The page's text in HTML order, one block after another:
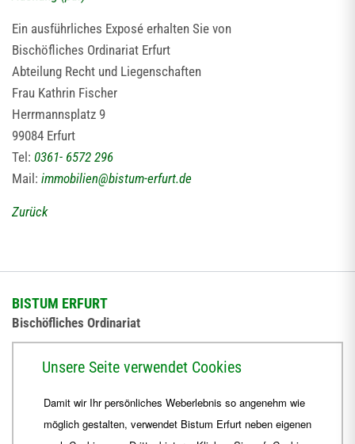
Ein ausführliches Exposé erhalten Sie von
Bischöfliches Ordinariat Erfurt
Abteilung Recht und Liegenschaften
Frau Kathrin Fischer
Herrmannsplatz 9
99084 Erfurt
Tel: 0361- 6572 296
Mail: immobilien@bistum-erfurt.de
Zurück
BISTUM ERFURT
Bischöfliches Ordinariat
+49 361 6572-444
E-Mail ordinariat@Bistum-Erfurt.de
Unsere Seite verwendet Cookies
Damit wir Ihr persönliches Weberlebnis so angenehm wie
möglich gestalten, verwendet Bistum Erfurt neben eigenen